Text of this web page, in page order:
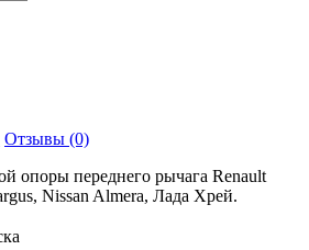
Отзывы (0)
опоры переднего рычага Renault
Nissan Almera, Лада Хрей.